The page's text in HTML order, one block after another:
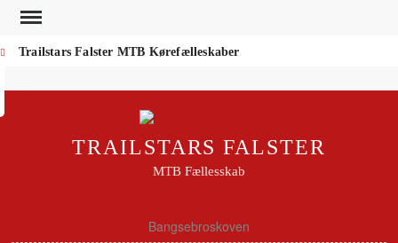
Skip
content
Trailstars Falster MTB Kørefælleskaber
Search
TRAILSTARS FALSTER
MTB Fællesskab
Bangsebroskoven